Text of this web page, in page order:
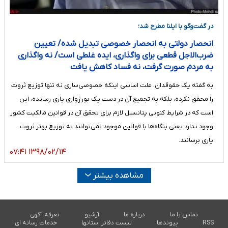
در گفت‌وگو با ایلنا مطرح شد؛
انحصار دولتی به انحصار خصوصی تبدیل شده/ تعیین
ضرب‌الاجل قطعی برای واگذاری، ایده غلطی است/ نه واگذاری
به مردم صورت گرفت، نه فساد کاهش یافت
به گفته یک حقوقدان، علت اساسی اینکه خصوصی‌سازی نه تنها توزیع ثروت
را محقق نکرده، بلکه به تجمیع آن در دست یک بورژواری یاری رسانده، این
است که در شرایط کنونی پتانسیل لازم برای تحقق آن در قوانین مالکیت‌ کشور
وجود ندارد یعنی بنگاه‌ها با قوانین موجود نمی‌توانند به توزیع بهتر ثروت
یاری برسانند.
۱۳۹۸/۰۲/۱۴ ۰۷:۴۱
مشاهده بیشتر
تماس با ما درباره ما آرشیو
تعرفه آگهی
RSS
پیوندها لیست دفاتر استانها خدمات رسانه ای